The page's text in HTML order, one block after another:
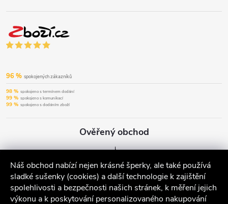
Náš obchod nabízí nejen krásné šperky, ale také používá
sladké sušenky (cookies) a další technologie k zajištění
spolehlivosti a bezpečnosti našich stránek, k měření jejich
výkonu a k poskytování personalizovaného nakupování
96 % spokojených zákazníků
98 % spokojeno s termínem dodání
99 % spokojeno s komunikací
99 % spokojeno s dodáním zboží
Ověřený obchod